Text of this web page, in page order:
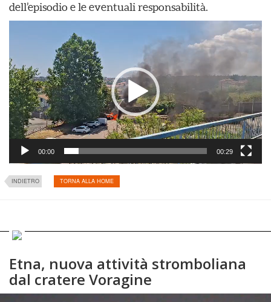
dell’episodio e le eventuali responsabilità.
00:00 00:29
INDIETRO TORNA ALLA HOME
Etna, nuova attività stromboliana
dal cratere Voragine